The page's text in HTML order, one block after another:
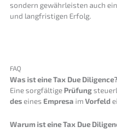
sondern gewähr­leis­ten auch
und langfris­ti­gen Erfolg.
FAQ
Was ist eine Tax Due
Eine sorgfäl­ti­ge Prüfung
des eines Empre­sa im Vorfeld
Warum ist eine Tax Due